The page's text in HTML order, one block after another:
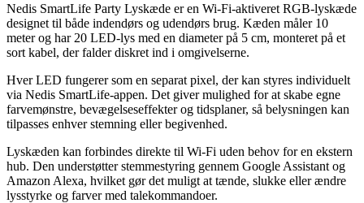
Nedis SmartLife Party Lyskæde er en Wi-Fi-aktiveret RGB-lyskæde
designet til både indendørs og udendørs brug. Kæden måler 10
meter og har 20 LED-lys med en diameter på 5 cm, monteret på et
sort kabel, der falder diskret ind i omgivelserne.
Hver LED fungerer som en separat pixel, der kan styres individuelt
via Nedis SmartLife-appen. Det giver mulighed for at skabe egne
farvemønstre, bevægelseseffekter og tidsplaner, så belysningen kan
tilpasses enhver stemning eller begivenhed.
Lyskæden kan forbindes direkte til Wi-Fi uden behov for en ekstern
hub. Den understøtter stemmestyring gennem Google Assistant og
Amazon Alexa, hvilket gør det muligt at tænde, slukke eller ændre
lysstyrke og farver med talekommandoer.